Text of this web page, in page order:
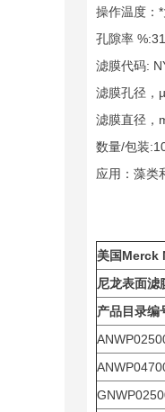
操作温度：
孔隙率 %:31
滤膜代码:
滤膜孔径，
滤膜直径，
数量/包装
应用：藻类
美国Merck
尼龙表面滤
产品目录编